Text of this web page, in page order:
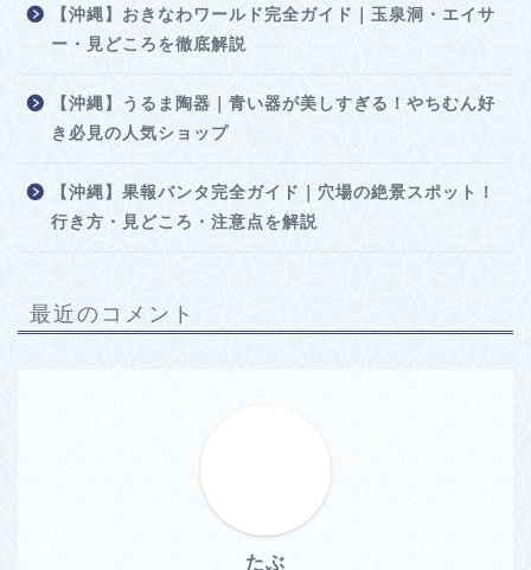
【沖縄】おきなわワールド完全ガイド｜玉泉洞・エイサ
ー・見どころを徹底解説
【沖縄】うるま陶器｜青い器が美しすぎる！やちむん好
き必見の人気ショップ
【沖縄】果報バンタ完全ガイド｜穴場の絶景スポット！
行き方・見どころ・注意点を解説
最近のコメント
たぶ